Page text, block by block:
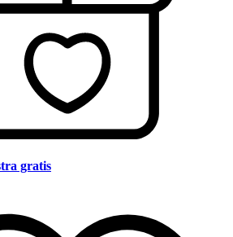
gratis